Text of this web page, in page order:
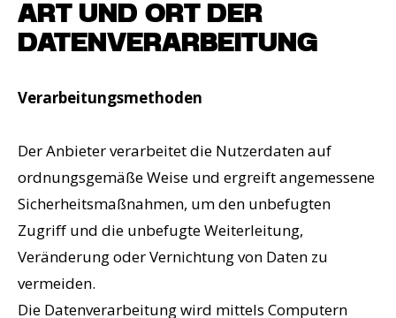
ART UND ORT DER
DATENVERARBEITUNG
Verarbeitungsmethoden
Der Anbieter verarbeitet die Nutzerdaten auf
ordnungsgemäße Weise und ergreift angemessene
Sicherheitsmaßnahmen, um den unbefugten
Zugriff und die unbefugte Weiterleitung,
Veränderung oder Vernichtung von Daten zu
vermeiden.
Die Datenverarbeitung wird mittels Computern